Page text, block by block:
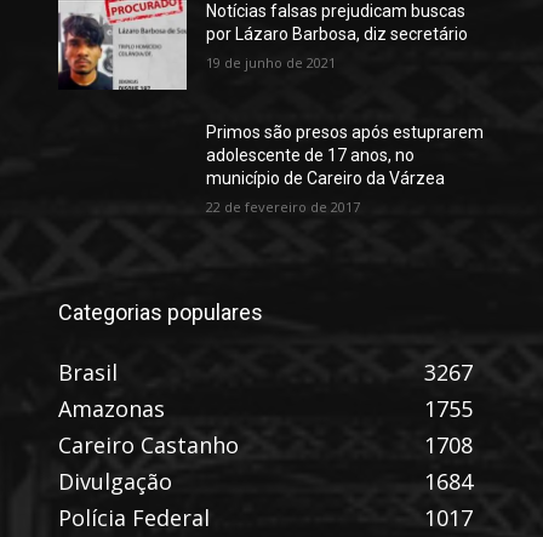
Notícias falsas prejudicam buscas
por Lázaro Barbosa, diz secretário
19 de junho de 2021
Primos são presos após estuprarem
adolescente de 17 anos, no
município de Careiro da Várzea
22 de fevereiro de 2017
Categorias populares
Brasil
3267
Amazonas
1755
Careiro Castanho
1708
Divulgação
1684
Polícia Federal
1017